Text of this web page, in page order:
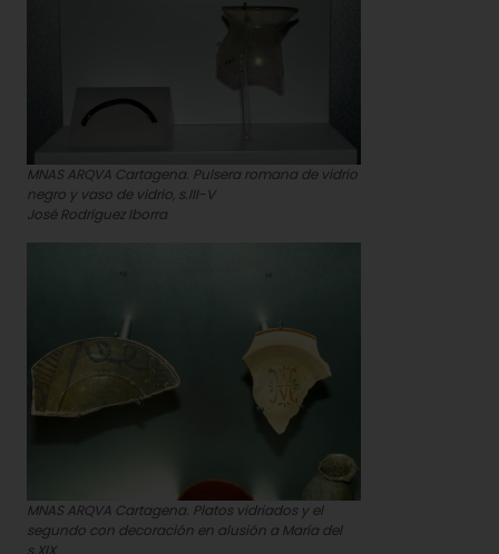
MNAS ARQVA Cartagena. Pulsera romana de vidrio
negro y vaso de vidrio, s.III-V
José Rodríguez Iborra
MNAS ARQVA Cartagena. Platos vidriados y el
segundo con decoración en alusión a María del
s.XIX